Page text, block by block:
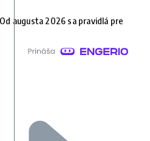
augusta 2026 sa pravidlá pre